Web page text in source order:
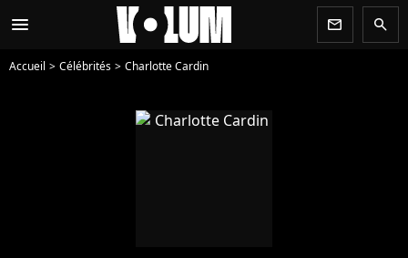
menu newsletter search
Accueil Célébrités Charlotte Cardin